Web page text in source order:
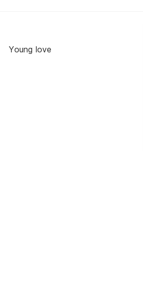
Young love